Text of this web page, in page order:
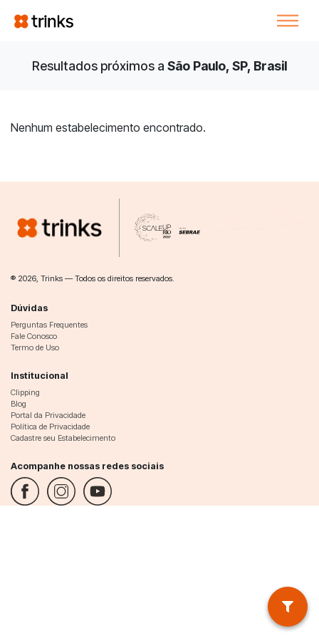
Resultados próximos a São Paulo, SP, Brasil
Nenhum estabelecimento encontrado.
® 2026, Trinks — Todos os direitos reservados.
Dúvidas
Perguntas Frequentes
Fale Conosco
Termo de Uso
Institucional
Clipping
Blog
Portal da Privacidade
Política de Privacidade
Cadastre seu Estabelecimento
Acompanhe nossas redes sociais